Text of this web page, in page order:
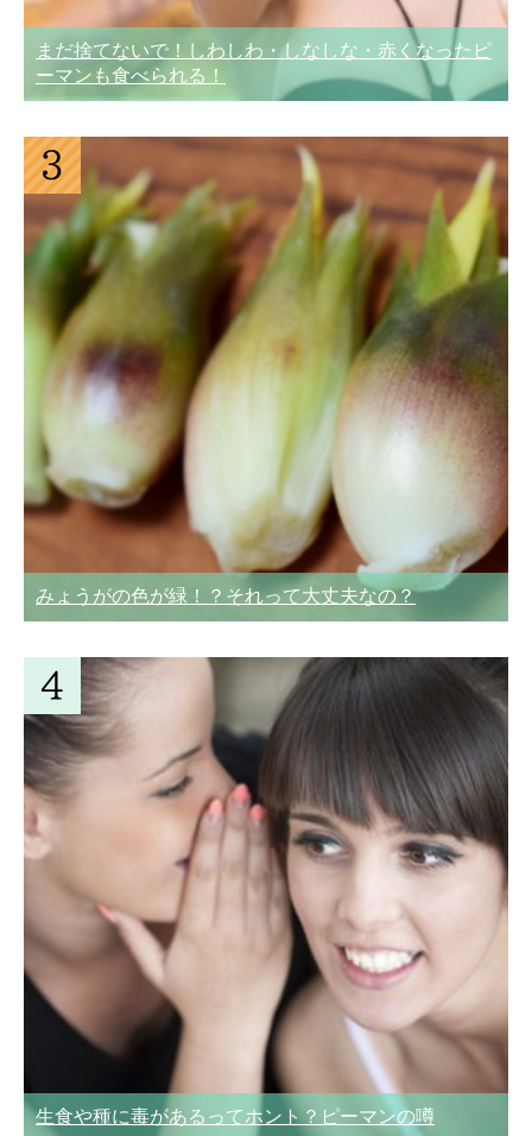
まだ捨てないで！しわしわ・しなしな・赤くなったピ
ーマンも食べられる！
みょうがの色が緑！？それって大丈夫なの？
生食や種に毒があるってホント？ピーマンの噂